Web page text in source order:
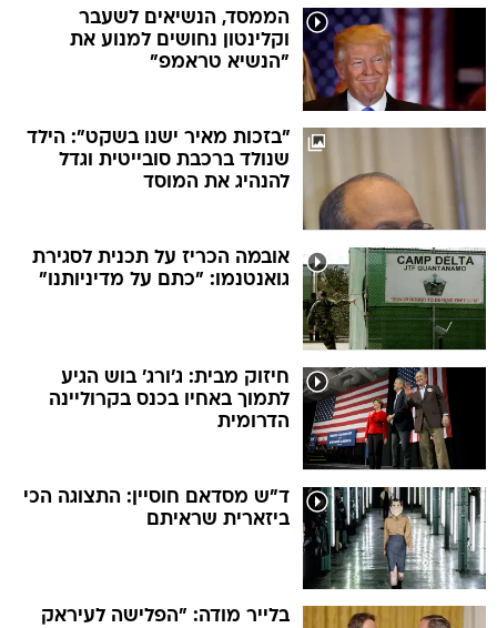
הממסד, הנשיאים לשעבר
וקלינטון נחושים למנוע את
"הנשיא טראמפ"
"בזכות מאיר ישנו בשקט": הילד
שנולד ברכבת סובייטית וגדל
להנהיג את המוסד
אובמה הכריז על תכנית לסגירת
גואנטנמו: "כתם על מדיניותנו"
חיזוק מבית: ג'ורג' בוש הגיע
לתמוך באחיו בכנס בקרוליינה
הדרומית
ד"ש מסדאם חוסיין: התצוגה הכי
ביזארית שראיתם
בלייר מודה: "הפלישה לעיראק